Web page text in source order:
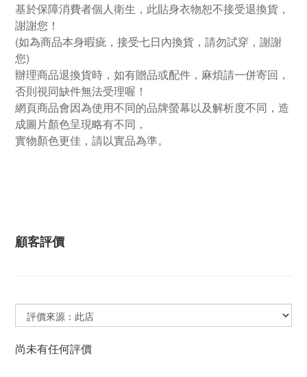
基於保障消費者個人衛生，此貼身衣物恕不接受退換貨，
謝謝您！
(如為商品本身暇疵，接受七日內換貨，請勿試穿，謝謝
您)
辦理商品退換貨時，如有贈品或配件，麻煩請一併寄回，
否則視同缺件無法受理喔！
網頁商品會因為使用不同的品牌螢幕以及解析度不同，造
成圖片顏色呈現略有不同，
實物顏色更佳，請以實品為準。
顧客評價
尚未有任何評價